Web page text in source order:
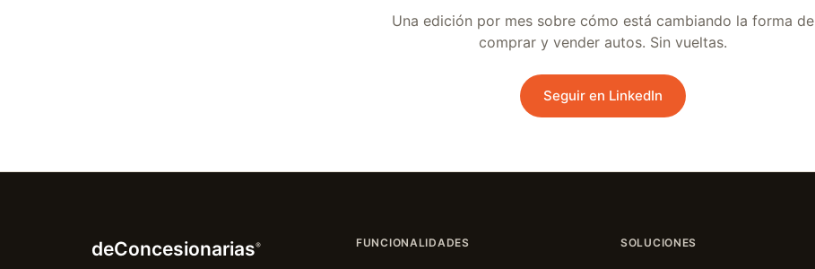
Una edición por mes sobre cómo está cambiando la forma de
comprar y vender autos. Sin vueltas.
Seguir en LinkedIn
deConcesionarias® FUNCIONALIDADES SOLUCIONES